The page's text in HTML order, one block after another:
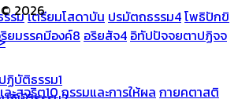
รมเตรียมโสดาบัน ปรมัตถธรรม4โพธิปักขิ
ยมรรคมีองค์8 อริยสัจ4 อิทัปปัจจยตาปฏิจจ
ะสุจริต10กรรมและการให้ผล กายคตาสติ
© 2026
ฏิบัติธรรม1